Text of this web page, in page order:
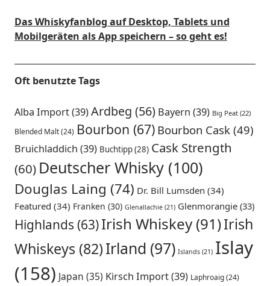
Das Whiskyfanblog auf Desktop, Tablets und
Mobilgeräten als App speichern – so geht es!
Oft benutzte Tags
Alba Import(39)Ardbeg (56) Bayern (39) Big Peat(22)
Blended Malt(24) Bourbon (67) Bourbon Cask(49)
Bruichladdich (39) Buchtipp(28) Cask Strength
(60) Deutscher Whisky(100)
Douglas Laing (74) Dr. Bill Lumsden (34)
Featured (34) Franken (30) Glenallachie(21) Glenmorangie(33)
Highlands (63)Irish Whiskey(91)Irish
Whiskeys (82)Irland (97) Islands(21) Islay
(158) Japan (35) Kirsch Import(39) Laphroaig(24)